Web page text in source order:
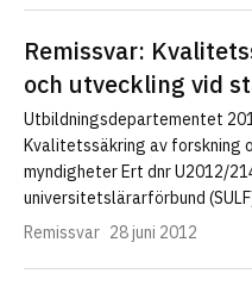
Remissvar:
och utveckling vid
Utbildningsdepartementet
Kvalitetssäkring av forskning
myndigheter Ert dnr U2012/
universitetslärarförbund
Remissvar 28 juni 2012